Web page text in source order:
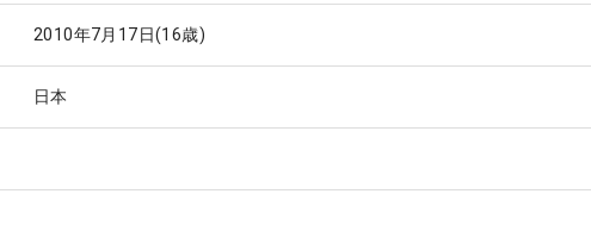
2010年7月17日(16歳)
日本